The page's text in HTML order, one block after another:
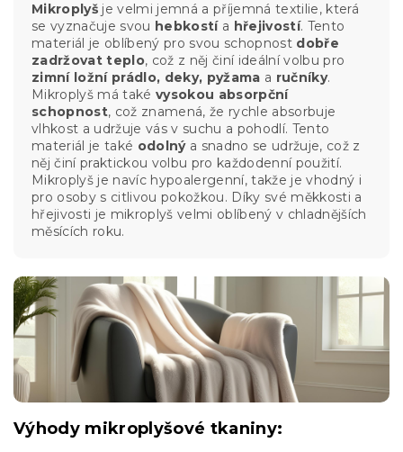
Mikroplyš je velmi jemná a příjemná textilie, která
se vyznačuje svou hebkostía hřejivostí. Tento
materiál je oblíbený pro svou schopnost dobře
zadržovat teplo, což z něj činí ideální volbu pro
zimní ložní prádlo, deky, pyžama a ručníky.
Mikroplyš má také vysokou absorpční
schopnost, což znamená, že rychle absorbuje
vlhkost a udržuje vás v suchu a pohodlí. Tento
materiál je také odolnýa snadno se udržuje, což z
něj činí praktickou volbu pro každodenní použití.
Mikroplyš je navíc hypoalergenní, takže je vhodný i
pro osoby s citlivou pokožkou. Díky své měkkosti a
hřejivosti je mikroplyš velmi oblíbený v chladnějších
měsících roku.
Výhody mikroplyšové tkaniny: